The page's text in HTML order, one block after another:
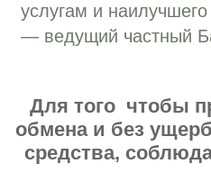
услугам и
— ведущий частный
Для того чтобы
обмена и без
средства,